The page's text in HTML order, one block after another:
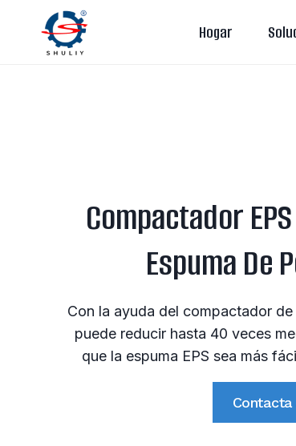
contenido
Hogar
Compactador
Espuma De
Con la ayuda del compactador
puede reducir hasta 40 veces
que la espuma EPS sea más
Contacta